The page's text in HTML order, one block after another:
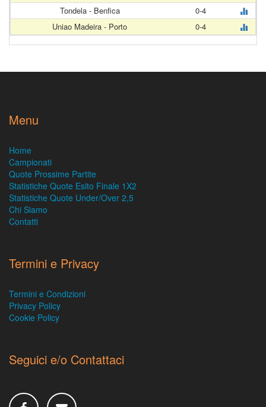
Tondela - Benfica
0-4
Uniao Madeira - Porto
0-4
Menu
Home
Campionati
Quote Prossime Partite
Statistiche Quote Esito Finale 1X2
Statistiche Quote Under/Over 2,5
Chi Siamo
Contatti
Termini e Privacy
Termini e Condizioni
Privacy Policy
Cookie Policy
Seguici e/o Contattaci